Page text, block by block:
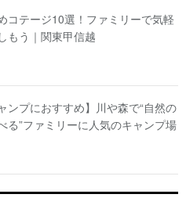
コテージ10選！ファミリーで気軽
もう｜関東甲信越
ンプにおすすめ】川や森で“自然の
る”ファミリーに人気のキャンプ場